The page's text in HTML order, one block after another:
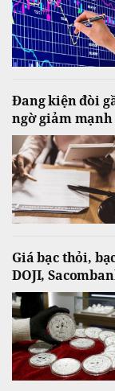
Đang kiện đòi
ngờ giảm
Giá bạc thỏi,
DOJI,